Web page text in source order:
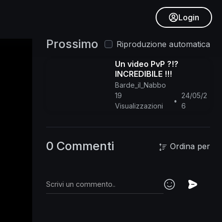
Login
Prossimo
Riproduzione automatica
Un video PvP ?!?
INCREDIBILE !!!
Barde_il_Nabbo
19
Visualizzazioni
•
24/05/2
6
0 Commenti Ordina per